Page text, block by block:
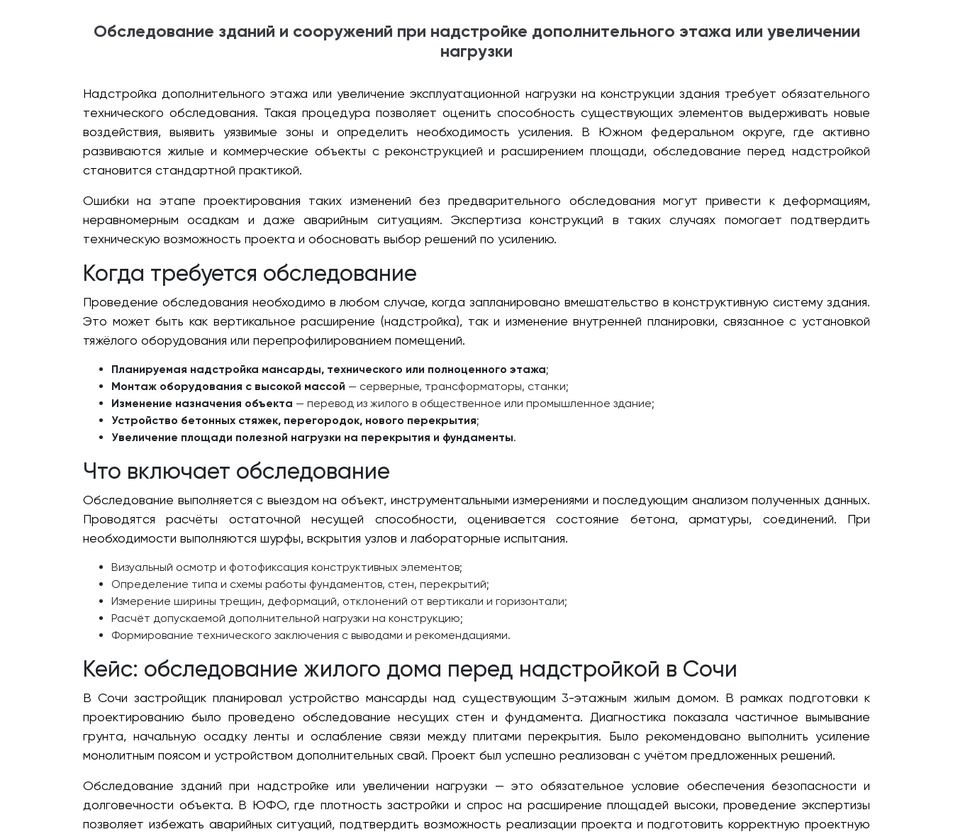
Обследование зданий и сооружений при надстройке дополнительного этажа или увеличении
нагрузки
Надстройка дополнительного этажа или увеличение эксплуатационной нагрузки на конструкции здания требует обязательного
технического обследования. Такая процедура позволяет оценить способность существующих элементов выдерживать новые
воздействия, выявить уязвимые зоны и определить необходимость усиления. В Южном федеральном округе, где активно
развиваются жилые и коммерческие объекты с реконструкцией и расширением площади, обследование перед надстройкой
становится стандартной практикой.
Ошибки на этапе проектирования таких изменений без предварительного обследования могут привести к деформациям,
неравномерным осадкам и даже аварийным ситуациям. Экспертиза конструкций в таких случаях помогает подтвердить
техническую возможность проекта и обосновать выбор решений по усилению.
Когда требуется обследование
Проведение обследования необходимо в любом случае, когда запланировано вмешательство в конструктивную систему здания.
Это может быть как вертикальное расширение (надстройка), так и изменение внутренней планировки, связанное с установкой
тяжёлого оборудования или перепрофилированием помещений.
Планируемая надстройка мансарды, технического или полноценного этажа;
Монтаж оборудования с высокой массой — серверные, трансформаторы, станки;
Изменение назначения объекта — перевод из жилого в общественное или промышленное здание;
Устройство бетонных стяжек, перегородок, нового перекрытия;
Увеличение площади полезной нагрузки на перекрытия и фундаменты.
Что включает обследование
Обследование выполняется с выездом на объект, инструментальными измерениями и последующим анализом полученных данных.
Проводятся расчёты остаточной несущей способности, оценивается состояние бетона, арматуры, соединений. При
необходимости выполняются шурфы, вскрытия узлов и лабораторные испытания.
Визуальный осмотр и фотофиксация конструктивных элементов;
Определение типа и схемы работы фундаментов, стен, перекрытий;
Измерение ширины трещин, деформаций, отклонений от вертикали и горизонтали;
Расчёт допускаемой дополнительной нагрузки на конструкцию;
Формирование технического заключения с выводами и рекомендациями.
Кейс: обследование жилого дома перед надстройкой в Сочи
В Сочи застройщик планировал устройство мансарды над существующим 3-этажным жилым домом. В рамках подготовки к
проектированию было проведено обследование несущих стен и фундамента. Диагностика показала частичное вымывание
грунта, начальную осадку ленты и ослабление связи между плитами перекрытия. Было рекомендовано выполнить усиление
монолитным поясом и устройством дополнительных свай. Проект был успешно реализован с учётом предложенных решений.
Обследование зданий при надстройке или увеличении нагрузки — это обязательное условие обеспечения безопасности и
долговечности объекта. В ЮФО, где плотность застройки и спрос на расширение площадей высоки, проведение экспертизы
позволяет избежать аварийных ситуаций, подтвердить возможность реализации проекта и подготовить корректную проектную